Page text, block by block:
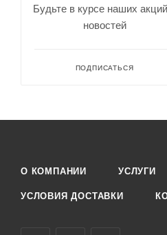
Будьте в курсе наших
новостей
ПОДПИСАТЬСЯ
О КОМПАНИИ УСЛУГИ
УСЛОВИЯ ДОСТАВКИ